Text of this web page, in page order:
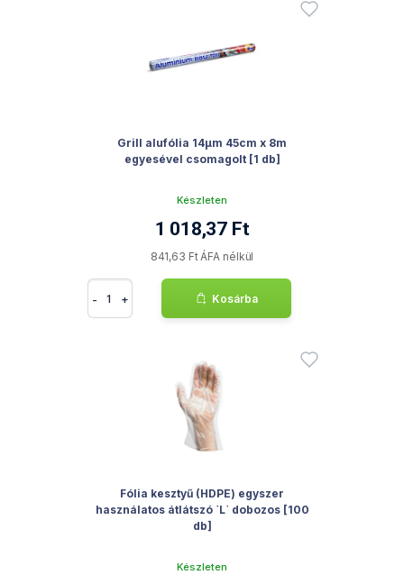
Grill alufólia 14µm 45cm x 8m
egyesével csomagolt [1 db]
Készleten
1 018,37 Ft
841,63 Ft ÁFA nélkül
- + Kosárba
Fólia kesztyű (HDPE) egyszer
használatos átlátszó `L` dobozos [100
db]
Készleten